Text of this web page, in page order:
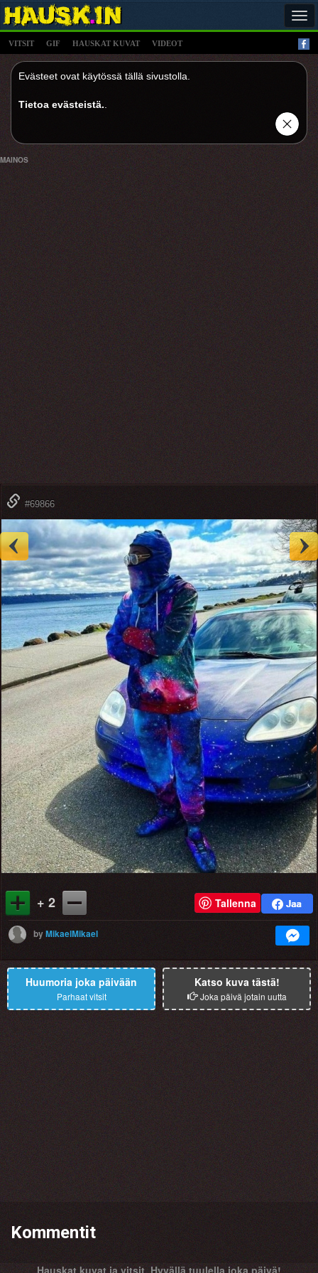
VITSIT GIF HAUSKAT KUVAT VIDEOT
Evästeet ovat käytössä tällä sivustolla.
Tietoa evästeistä.
MAINOS
#69866
+ 2 Tallenna
byMikaelMikael
Huumoria joka päivään
Parhaat vitsit
Katso kuva tästä!
Joka päivä jotain uutta
Kommentit